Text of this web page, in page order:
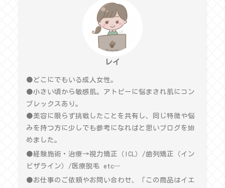
レイ
●どこにでもいる成人女性。
●小さい頃から敏感肌。アトピーに悩まされ肌にコン
プレックスあり。
●美容に限らず挑戦したことを共有し、同じ特徴や悩
みを持つ方に少しでも参考になればと思いブログを始
めました。
●経験施術・治療→視力矯正（ICL）/歯列矯正（イン
ビザライン）/医療脱毛 etc…
●お仕事のご依頼やお問い合わせ、「この商品はイエ